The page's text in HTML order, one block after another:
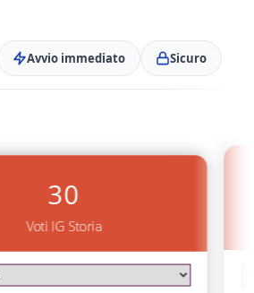
Avvio immediato Sicuro
30
Voti IG Storia